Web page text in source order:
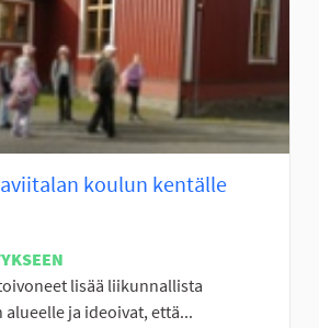
koulun kentälle
lisää liikunnallista
ja ideoivat, että...